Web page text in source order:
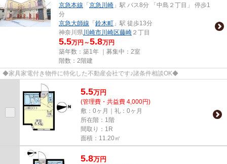
京急本線 「 京急川崎 」駅 バス8分 「中島２丁目」 停歩1
分
京急大師線 「 鈴木町 」駅 徒歩13分
神奈川県川崎市川崎区藤崎 ２丁目
5.5万円～5.8万円
築年数：築1年 ｜募集中： 2室
階数：2階建
◆家具家電付き物件に特化した不動産会社です♪諸条件相談OK◆
5.5万円
(管理費・共益費 4,000円)
敷：0ヶ月｜礼：0ヶ月
所在階：1階
間取り：1R
面積：11.20㎡
5.8万円